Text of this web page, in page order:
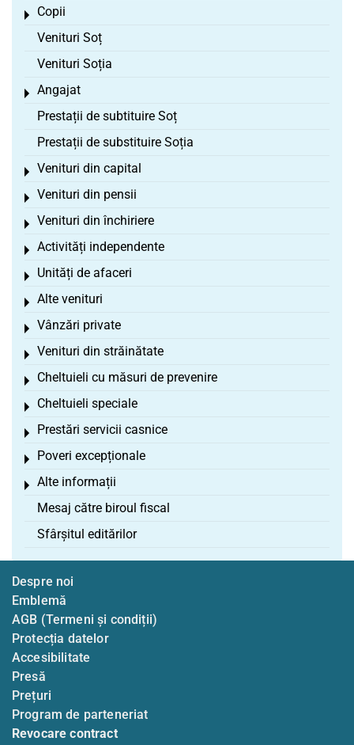
Copii
Toggle menu
Venituri Soț
Venituri Soția
Angajat
Toggle menu
Prestații de subtituire Soț
Prestații de substituire Soția
Venituri din capital
Toggle menu
Venituri din pensii
Toggle menu
Venituri din închiriere
Toggle menu
Activități independente
Toggle menu
Unități de afaceri
Toggle menu
Alte venituri
Toggle menu
Vânzări private
Toggle menu
Venituri din străinătate
Toggle menu
Cheltuieli cu măsuri de prevenire
Toggle menu
Cheltuieli speciale
Toggle menu
Prestări servicii casnice
Toggle menu
Poveri excepționale
Toggle menu
Alte informații
Toggle menu
Mesaj către biroul fiscal
Sfârșitul editărilor
Despre noi
Emblemă
AGB (Termeni și condiții)
Protecția datelor
Accesibilitate
Presă
Prețuri
Program de parteneriat
Revocare contract